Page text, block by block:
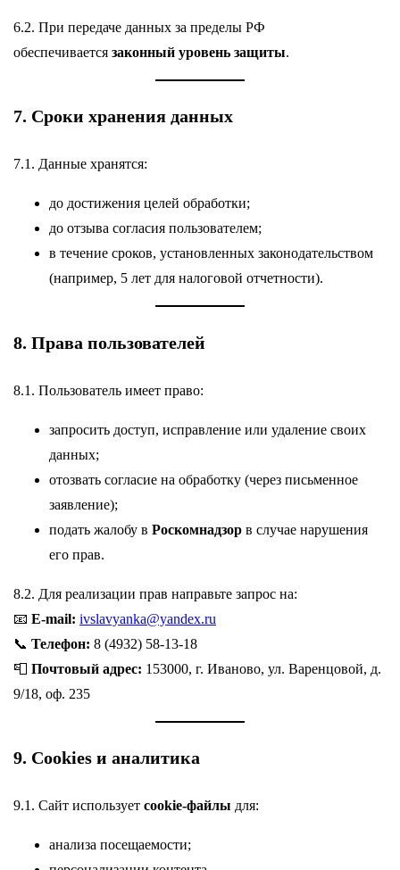
6.2. При передаче данных за пределы РФ
обеспечиваетсязаконный уровень защиты.
7. Сроки хранения данных
7.1. Данные хранятся:
до достижения целей обработки;
до отзыва согласия пользователем;
в течение сроков, установленных законодательством
(например, 5 лет для налоговой отчетности).
8. Права пользователей
8.1. Пользователь имеет право:
запросить доступ, исправление или удаление своих
данных;
отозвать согласие на обработку (через письменное
заявление);
подать жалобу вРоскомнадзор в случае нарушения
его прав.
8.2. Для реализации прав направьте запрос на:
📧E-mail: ivslavyanka@yandex.ru
📞Телефон: 8 (4932) 58-13-18
📮Почтовый адрес: 153000, г. Иваново, ул. Варенцовой, д.
9/18, оф. 235
9. Cookies и аналитика
9.1. Сайт используетcookie-файлы для:
анализа посещаемости;